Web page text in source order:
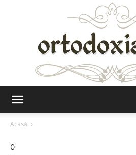
Acasă
0